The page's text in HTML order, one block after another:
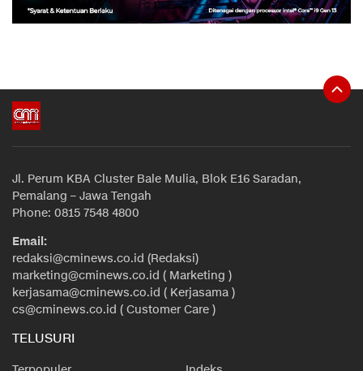
Jl. Perum KBA Cluster Bale Mulia, Blok E16 Saradan,
Pemalang – Jawa Tengah
Phone: 0815 7548 4800
Email:
redaksi@cminews.co.id (Redaksi)
marketing@cminews.co.id ( Marketing )
kerjasama@cminews.co.id ( Kerjasama )
cs@cminews.co.id ( Customer Care )
TELUSURI